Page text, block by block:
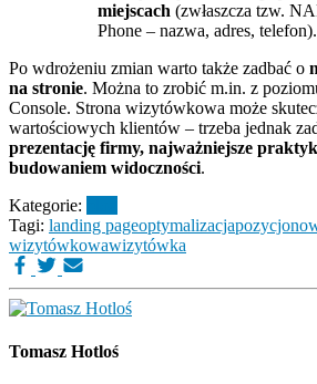
miejscach (zwłaszcza tzw.
Phone – nazwa, adres, telefon).
Po wdrożeniu zmian warto także zadbać o
na stronie. Można to zrobić m.in. z
Console. Strona wizytówkowa może
wartościowych klientów – trzeba jednak
prezentację firmy, najważniejsze
budowaniem widoczności.
Kategorie:
Tagi: landing pageoptymalizacja
wizytówkowawizytówka
Tomasz Hotloś